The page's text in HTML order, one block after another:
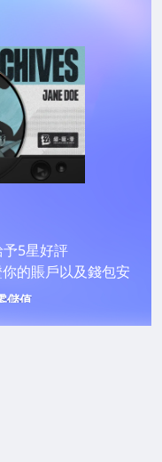
5星好評
的賬戶以及錢包安
儲值